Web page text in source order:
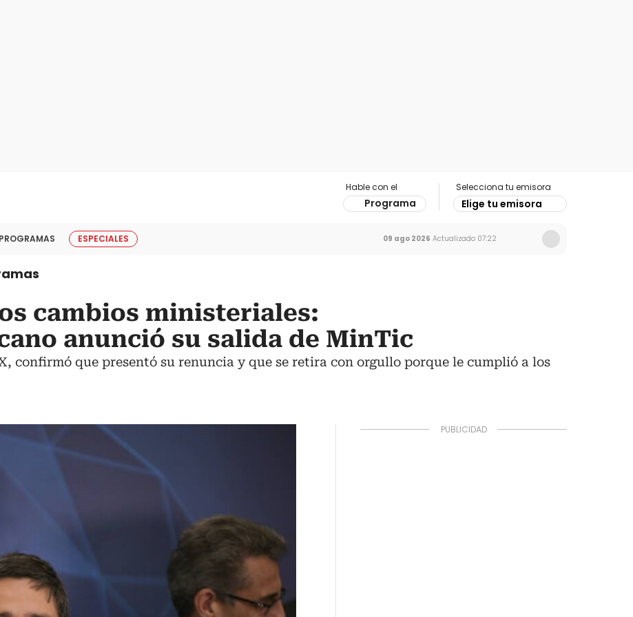
Hable con el
Programa
Selecciona tu emisora
Elige tu emisora
PROGRAMAS ESPECIALES 09 ago 2026 Actualizado 07:22
cambios ministeriales:
anunció su salida de MinTic
confirmó que presentó su renuncia y que se retira con orgullo porque le cumplió a los